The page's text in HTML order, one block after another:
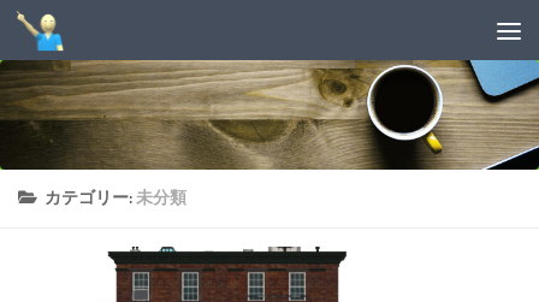
コンテンツへスキップ
カテゴリー:未分類